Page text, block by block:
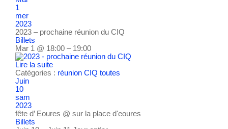
1
mer
2023
2023 – prochaine réunion du CIQ
Billets
Mar 1 @ 18:00 – 19:00
Lire la suite
Catégories : réunion CIQ toutes
Juin
10
sam
2023
fête d’ Eoures @ sur la place d'eoures
Billets